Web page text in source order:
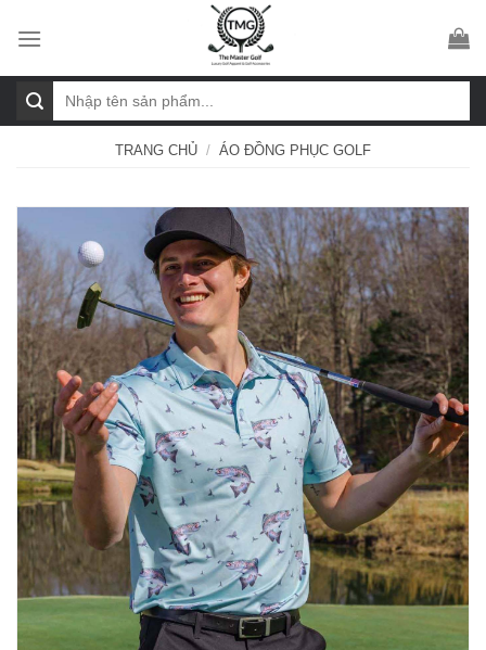
kiếm:
TRANG CHỦ / ÁO ĐỒNG PHỤC GOLF